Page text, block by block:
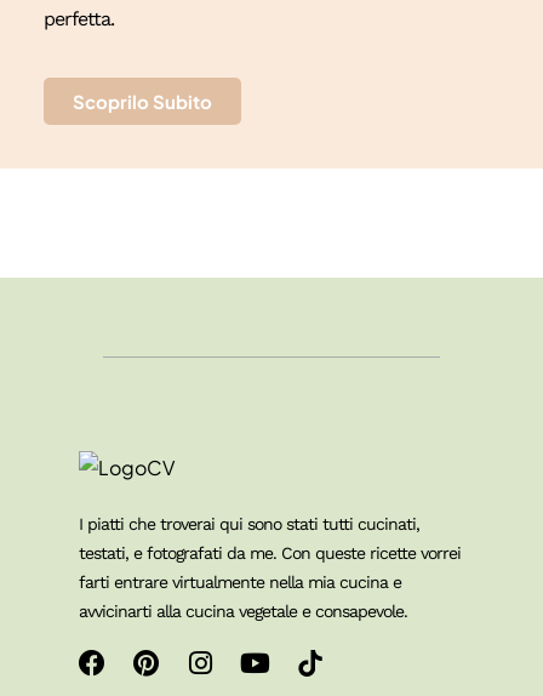
perfetta.
Scoprilo Subito
I piatti che troverai qui sono stati tutti cucinati,
testati, e fotografati da me. Con queste ricette vorrei
farti entrare virtualmente nella mia cucina e
avvicinarti alla cucina vegetale e consapevole.